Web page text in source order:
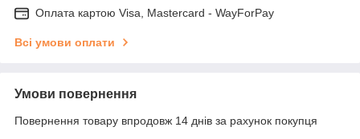
Оплата картою Visa, Mastercard - WayForPay
Всі умови оплати
Умови повернення
Повернення товару впродовж 14 днів за рахунок покупця